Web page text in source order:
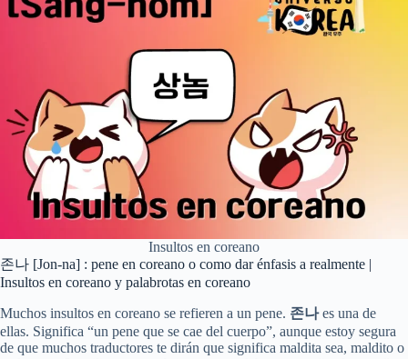
Insultos en coreano
존나 [Jon-na] : pene en coreano o como dar énfasis a realmente |
Insultos en coreano y palabrotas en coreano
Muchos insultos en coreano se refieren a un pene. 존나es una de
ellas. Significa “un pene que se cae del cuerpo”, aunque estoy segura
de que muchos traductores te dirán que significa maldita sea, maldito o